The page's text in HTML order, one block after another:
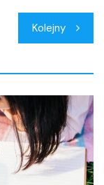
Kolejny